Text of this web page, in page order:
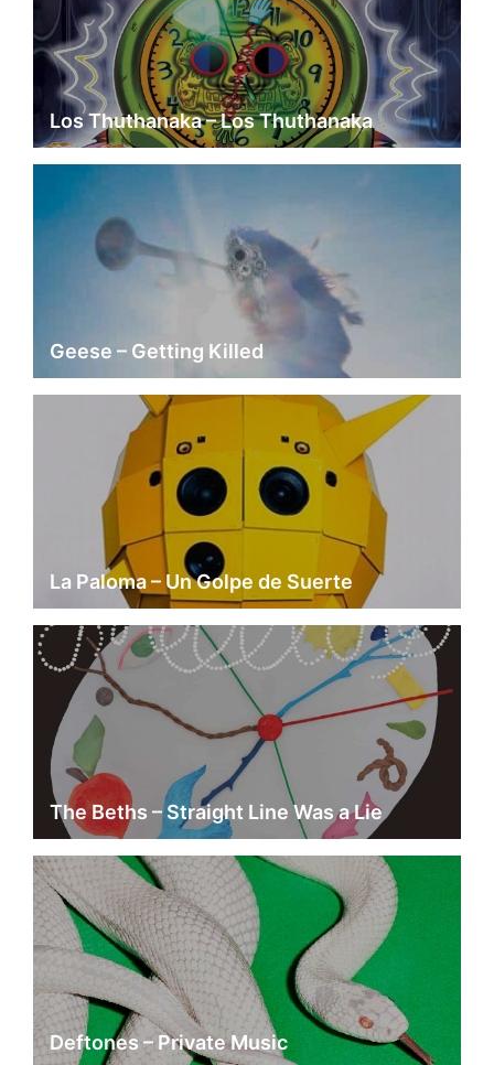
Los Thuthanaka – Los Thuthanaka
Geese – Getting Killed
La Paloma – Un Golpe de Suerte
The Beths – Straight Line Was a Lie
Deftones – Private Music